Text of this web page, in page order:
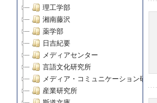
理工学部
湘南藤沢
薬学部
日吉紀要
メディアセンター
言語文化研究所
メディア・コミュニケーション研究所
産業研究所